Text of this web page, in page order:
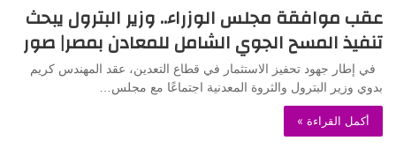
عقب موافقة مجلس الوزراء.. وزير البترول يبحث
تنفيذ المسح الجوي الشامل للمعادن بمصر| صور
في إطار جهود تحفيز الاستثمار في قطاع التعدين، عقد المهندس كريم
بدوي وزير البترول والثروة المعدنية اجتماعًا مع مجلس…
أكمل القراءة »